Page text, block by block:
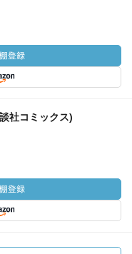
社コミックス)